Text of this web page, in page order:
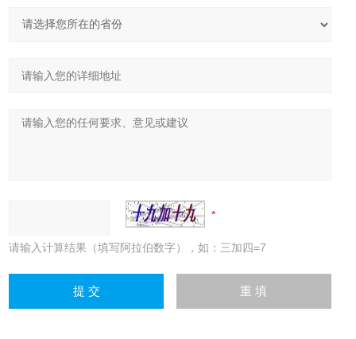
请输入计算结果（填写阿拉伯数字），如：三加四=7